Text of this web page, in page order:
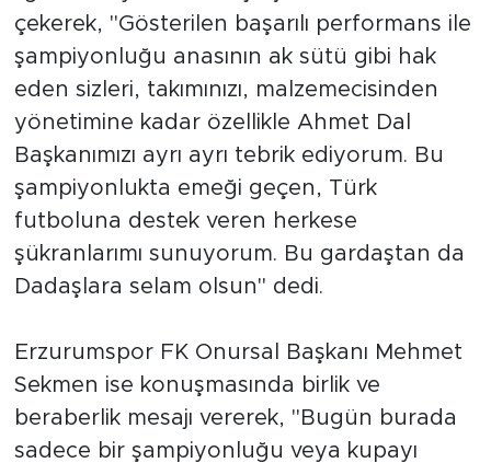
ligin ikinci yarısındaki çıkışına dikkat
çekerek, "Gösterilen başarılı performans ile
şampiyonluğu anasının ak sütü gibi hak
eden sizleri, takımınızı, malzemecisinden
yönetimine kadar özellikle Ahmet Dal
Başkanımızı ayrı ayrı tebrik ediyorum. Bu
şampiyonlukta emeği geçen, Türk
futboluna destek veren herkese
şükranlarımı sunuyorum. Bu gardaştan da
Erzurumspor FK Onursal Başkanı Mehmet
Sekmen ise konuşmasında birlik ve
beraberlik mesajı vererek, "Bugün burada